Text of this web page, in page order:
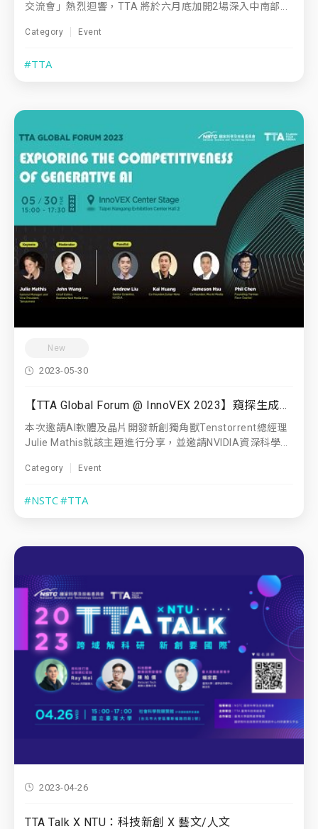
交流會」熱烈迴響，TTA 將於六月底加開2場深入中南部...
Category Event
#TTA
New
2023-05-30
【TTA Global Forum @ InnoVEX 2023】窺探生成式 AI 的未來競爭力
本次邀請AI軟體及晶片開發新創獨角獸Tenstorrent總經理
Julie Mathis就該主題進行分享，並邀請NVIDIA資深科學...
Category Event
#NSTC#TTA
2023-04-26
TTA Talk X NTU：科技新創 X 藝文/人文